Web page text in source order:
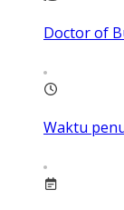
Doctor of
Waktu